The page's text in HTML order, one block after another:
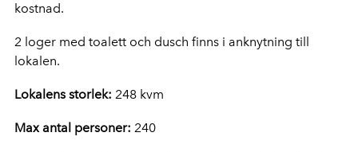
kostnad.
2 loger med toalett och dusch finns i anknytning till
lokalen.
Lokalens storlek: 248 kvm
Max antal personer: 240